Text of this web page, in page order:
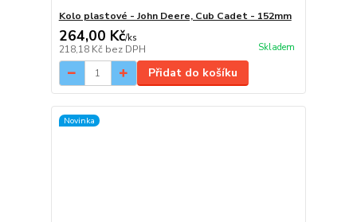
Kolo plastové - John Deere, Cub Cadet - 152mm
264,00 Kč/ks
218,18 Kč bez DPH Skladem
Přidat do košíku
Novinka